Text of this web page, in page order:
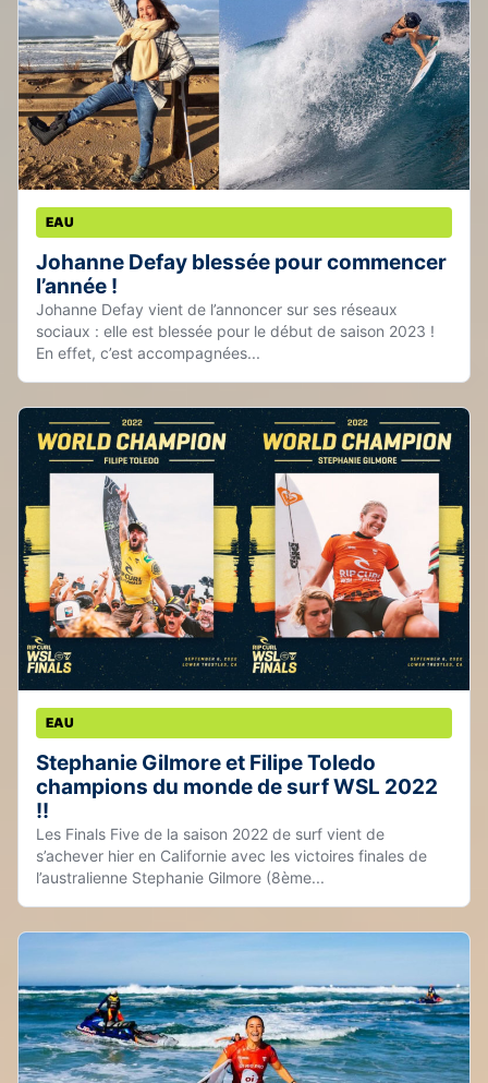
EAU
Johanne Defay blessée pour commencer
l’année !
Johanne Defay vient de l’annoncer sur ses réseaux
sociaux : elle est blessée pour le début de saison 2023 !
En effet, c’est accompagnées...
EAU
Stephanie Gilmore et Filipe Toledo
champions du monde de surf WSL 2022
!!
Les Finals Five de la saison 2022 de surf vient de
s’achever hier en Californie avec les victoires finales de
l’australienne Stephanie Gilmore (8ème...